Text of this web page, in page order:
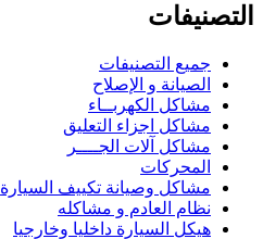
التصنيفات
جميع التصنيفات
الصيانة و الإصلاح
مشاكل الكهربــاء
مشاكل اجزاء التعليق
مشاكل آلات الجــــر
المحركات
مشاكل وصيانة تكييف السيارة
نظام العادم و مشاكله
هيكل السيارة داخليا وخارجيا